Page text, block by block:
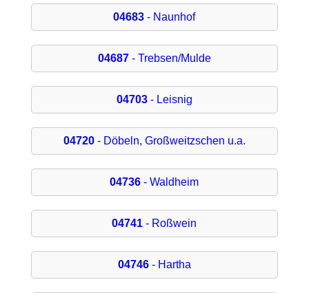
04683 - Naunhof
04687- Trebsen/Mulde
04703- Leisnig
04720- Döbeln, Großweitzschen u.a.
04736 - Waldheim
04741 - Roßwein
04746- Hartha